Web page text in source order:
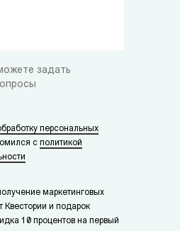
задать
персональных
с политикой
маркетинговых
Квестории и подарок
10 процентов на первый